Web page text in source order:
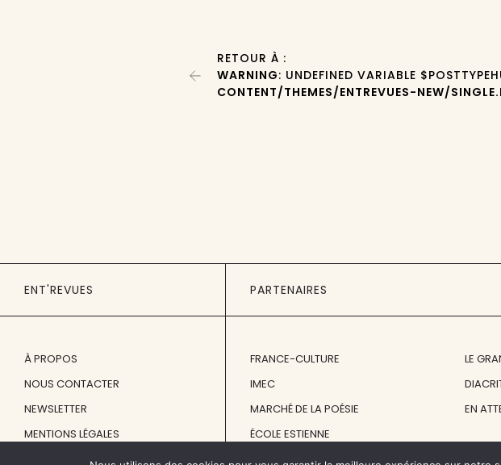
RETOUR À :
WARNING: UNDEFINED VARIABLE
CONTENT/THEMES/ENTREVUES-NEW/
ENT'REVUES
À PROPOS
NOUS CONTACTER
NEWSLETTER
MENTIONS LÉGALES
PARTENAIRES
FRANCE-CULTURE
IMEC
MARCHÉ DE LA POÉSIE
ÉCOLE ESTIENNE
LE
EN